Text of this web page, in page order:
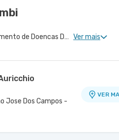
Neurologia Clinica, Neurologia Para Tratamento de Doencas Desmielinizantes, Neurologia Para Esclerose Múltipla, Neurologia Vascular Ver mais
Jose Dos Campos -
VER